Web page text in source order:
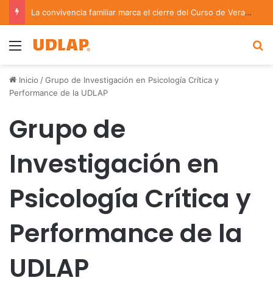
La convivencia familiar marca el cierre del Curso de Verano de Escuelas Aztecas
Menu
Inicio /Grupo de Investigación en Psicología Crítica y
Performance de la UDLAP
Grupo de
Investigación en
Psicología Crítica y
Performance de la
UDLAP